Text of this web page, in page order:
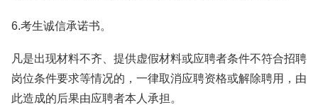
6.考生诚信承诺书。
凡是出现材料不齐、提供虚假材料或应聘者条件不符合招聘
岗位条件要求等情况的，一律取消应聘资格或解除聘用，由
此造成的后果由应聘者本人承担。